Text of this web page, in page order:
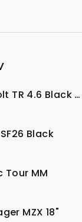
LAPIERRE Overvolt TR 4.6 Black Glossy
Black
Tour MM
MZX 18"